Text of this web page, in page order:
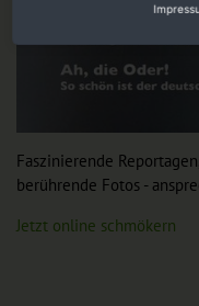
Faszinierende
berührende Fotos -
Jetzt online schmökern